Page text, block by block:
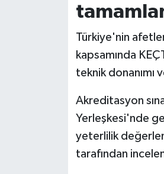
Türkiye'nin
kapsamında
teknik donanımı
Akreditasyon
Yerleşkesi'nde
yeterlilik
tarafından